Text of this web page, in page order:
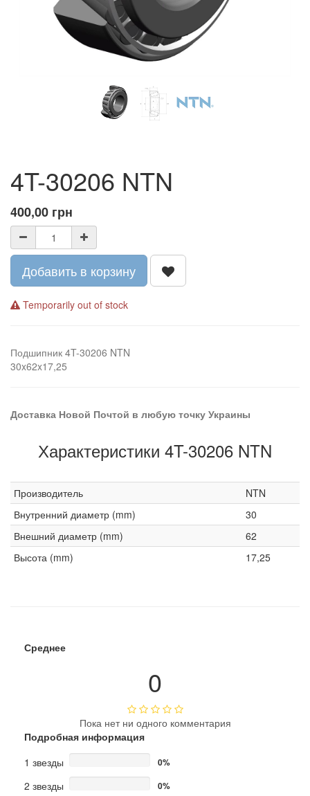
4T-30206 NTN
400,00 грн
Добавить в корзину
Temporarily out of stock
Подшипник 4T-30206 NTN
30x62x17,25
Доставка Новой Почтой в любую точку Украины
Характеристики 4T-30206 NTN
Производитель
NTN
Внутренний диаметр (mm)
30
Внешний диаметр (mm)
62
Высота (mm)
17,25
Среднее
0
Пока нет ни одного комментария
Подробная информация
1 звезды
0%
2 звезды 0%